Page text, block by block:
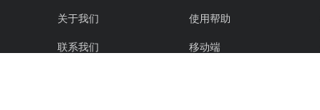
关于我们
联系我们
使用帮助
移动端